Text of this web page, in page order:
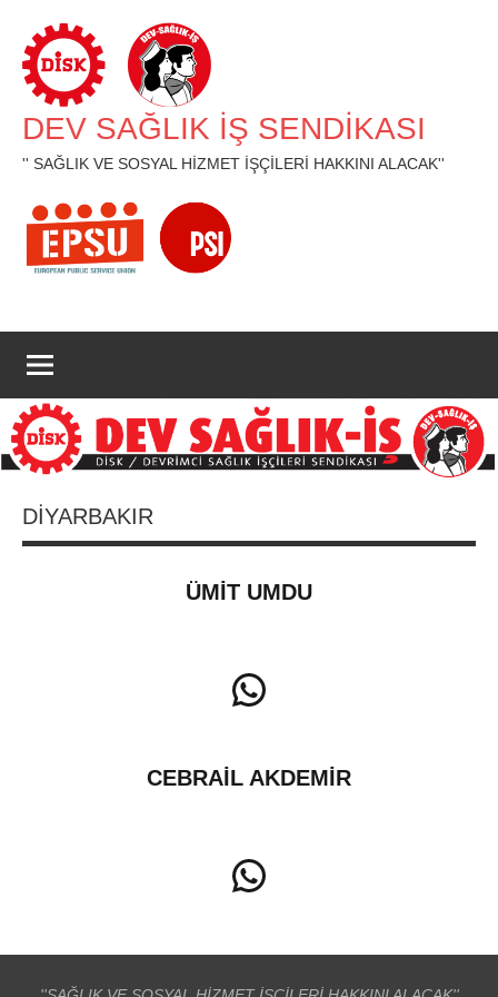
geç
DEV SAĞLIK İŞ SENDİKASI
'' SAĞLIK VE SOSYAL HİZMET İŞÇİLERİ HAKKINI ALACAK''
DİYARBAKIR
ÜMİT UMDU
WhatsApp
CEBRAİL AKDEMİR
WhatsApp